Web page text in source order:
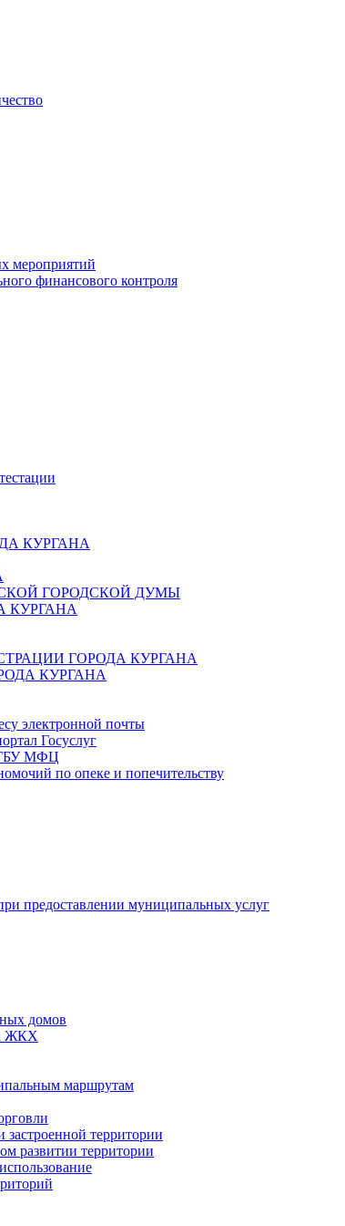
мероприятий
финансового контроля
КУРГАНА
ГОРОДСКОЙ ДУМЫ
КУРГАНА
ГОРОДА КУРГАНА
КУРГАНА
электронной почты
Госуслуг
ГБУ МФЦ
по опеке и попечительству
предоставлении муниципальных услуг
домов
ЖКХ
маршрутам
территории
развитии территории